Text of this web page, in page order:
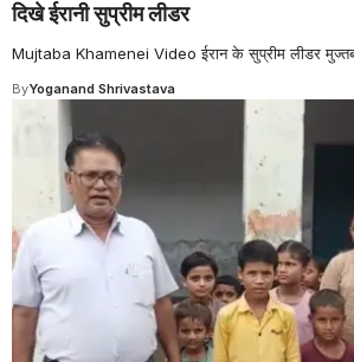
दिखे ईरानी सुप्रीम लीडर
Mujtaba Khamenei Video ईरान के सुप्रीम लीडर
ByYoganand Shrivastava